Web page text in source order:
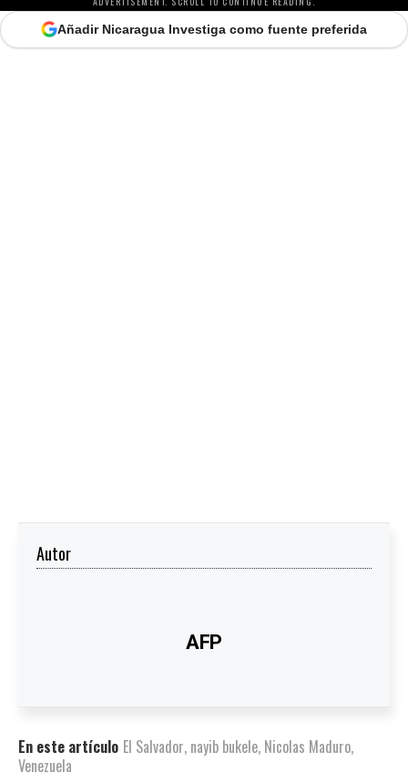
Añadir Nicaragua Investiga como fuente preferida
Autor
AFP
En este artículo El Salvador, nayib bukele, Nicolas Maduro,
Venezuela